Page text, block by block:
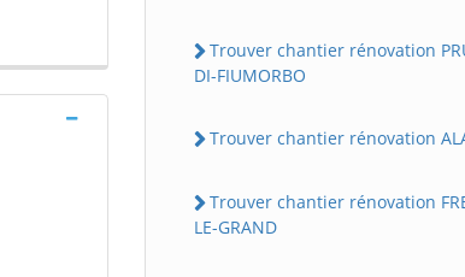
Trouver chantier rénovation
DI-FIUMORBO
Trouver chantier rénovation
Trouver chantier rénovation
LE-GRAND